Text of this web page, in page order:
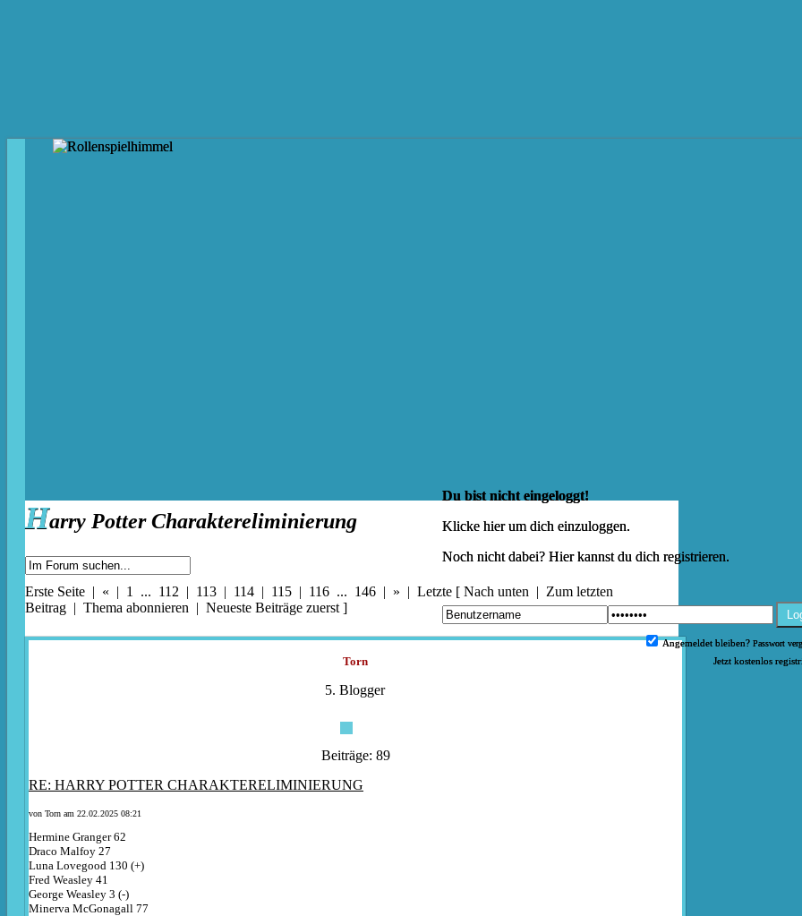
Du bist nicht eingeloggt!
Klicke hier um dich einzuloggen.
Noch nicht dabei? Hier kannst du dich registrieren.
Angemeldet bleiben? Passwort
Jetzt kostenlos
Harry Potter Charaktereliminierung
Erste Seite | « | 1 ... 112 | 113 | 114 | 115 | 116 ... 146 | » | Letzte [ Nach unten | Zum letzten
Beitrag | Thema abonnieren | Neueste Beiträge zuerst ]
Torn
5. Blogger
Beiträge: 89
RE: HARRY POTTER CHARAKTERELIMINIERUNG
von Torn am 22.02.2025 08:21
Hermine Granger 62
Draco Malfoy 27
Luna Lovegood 130 (+)
Fred Weasley 41
George Weasley 3 (-)
Minerva McGonagall 77